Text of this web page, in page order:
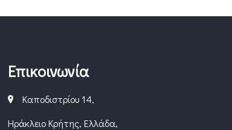
Επικοινωνία
Καποδιστρίου 14,
Ηράκλειο Κρήτης, Ελλάδα,